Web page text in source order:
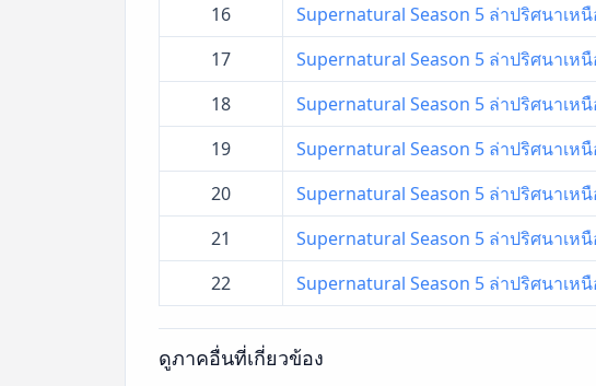
16
Supernatural Season 5 ล่าปริศนาเห
17
Supernatural Season 5 ล่าปริศนาเห
18
Supernatural Season 5 ล่าปริศนาเห
19
Supernatural Season 5 ล่าปริศนาเหนื
20
Supernatural Season 5 ล่าปริศนาเห
21
Supernatural Season 5 ล่าปริศนาเห
22
Supernatural Season 5 ล่าปริศนาเหนื
ดูภาคอื่นที่เกี่ยวข้อง